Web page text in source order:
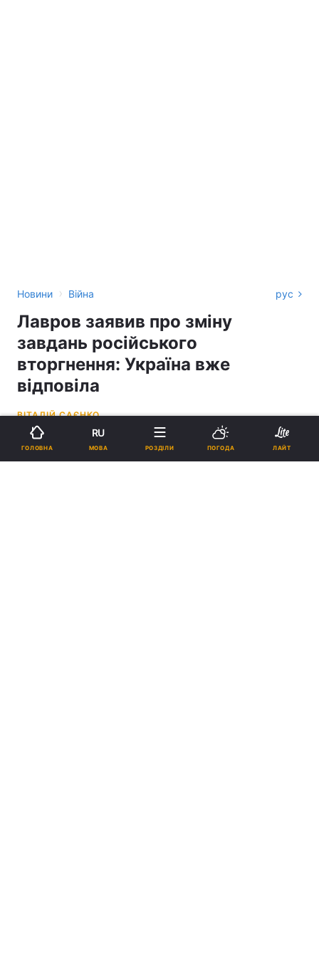
Новини › Війна рус
Лавров заявив про зміну
завдань російського
вторгнення: Україна вже
відповіла
ВІТАЛІЙ САЄНКО
18:49, 20.07.22
ГОЛОВНА
RU
МОВА РОЗДІЛИ ПОГОДА ЛАЙТ